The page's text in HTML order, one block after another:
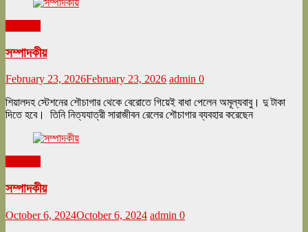
সম্পাদকীয়
February 23, 2026February 23, 2026 admin 0
শিয়ালদহ স্টেশনের শৌচাগার থেকে বেরোতে গিয়েই বাধা পেলেন অমূল্যবাবু। দু টাকা
দিতে হবে। তিনি নিত্যযাত্রী সারাজীবন রেলের শৌচাগার ব্যবহার করেছেন
সম্পাদকীয়
October 6, 2024October 6, 2024 admin 0